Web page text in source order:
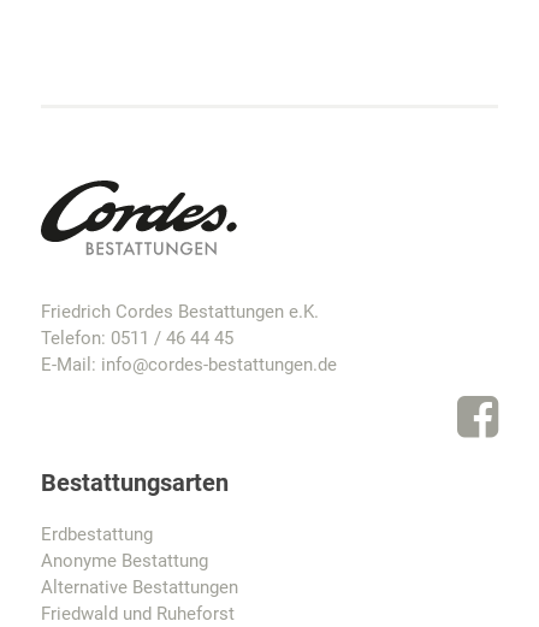
Friedrich Cordes Bestattungen e.K.
Telefon: 0511 / 46 44 45
E-Mail: info@cordes-bestattungen.de
Bestattungsarten
Erdbestattung
Anonyme Bestattung
Alternative Bestattungen
Friedwald und Ruheforst